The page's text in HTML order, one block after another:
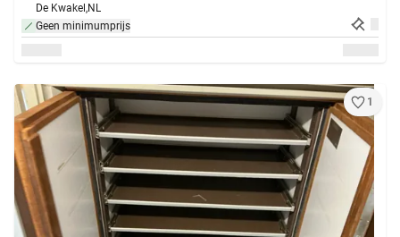
De Kwakel,NL
Geen minimumprijs
1